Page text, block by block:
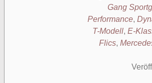
Gang
Performance,
T-Modell, E-
Flics,